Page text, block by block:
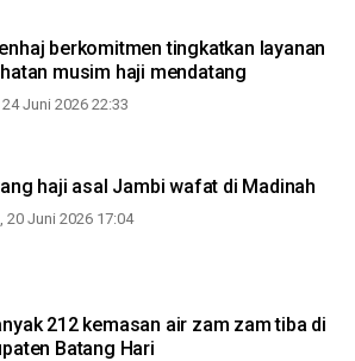
berkomitmen tingkatkan layanan
musim haji mendatang
Juni 2026 22:33
haji asal Jambi wafat di Madinah
20 Juni 2026 17:04
212 kemasan air zam zam tiba di
Batang Hari